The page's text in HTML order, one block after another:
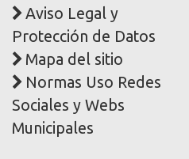
Aviso Legal y
Protección de Datos
Mapa del sitio
Normas Uso Redes
Sociales y Webs
Municipales